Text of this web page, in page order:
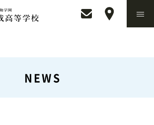
NEWS